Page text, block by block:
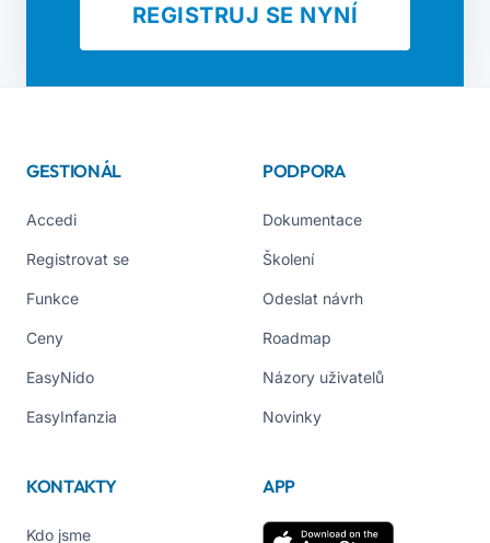
REGISTRUJ SE NYNÍ
GESTIONÁL
Accedi
Registrovat se
Funkce
Ceny
EasyNido
EasyInfanzia
PODPORA
Dokumentace
Školení
Odeslat návrh
Roadmap
Názory uživatelů
Novinky
KONTAKTY
Kdo jsme
APP